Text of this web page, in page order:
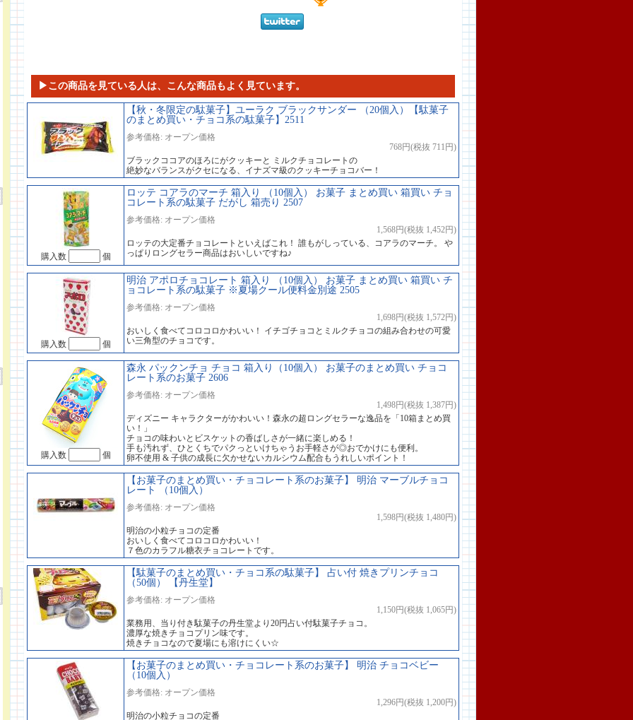
▶この商品を見ている人は、こんな商品もよく見ています。
【秋・冬限定の駄菓子】ユーラク ブラックサンダー （20個入）【駄菓子
のまとめ買い・チョコ系の駄菓子】2511
参考価格: オープン価格
768円(税抜 711円)
ブラックココアのほろにがクッキーと ミルクチョコレートの
絶妙なバランスがクセになる、イナズマ級のクッキーチョコバー！
購入数 個
ロッテ コアラのマーチ 箱入り （10個入） お菓子 まとめ買い 箱買い チョ
コレート系の駄菓子 だがし 箱売り 2507
参考価格: オープン価格
1,568円(税抜 1,452円)
ロッテの大定番チョコレートといえばこれ！ 誰もがしっている、コアラのマーチ。 や
っぱりロングセラー商品はおいしいですね♪
購入数 個
明治 アポロチョコレート 箱入り （10個入） お菓子 まとめ買い 箱買い チ
ョコレート系の駄菓子 ※夏場クール便料金別途 2505
参考価格: オープン価格
1,698円(税抜 1,572円)
おいしく食べてコロコロかわいい！ イチゴチョコとミルクチョコの組み合わせの可愛
い三角型のチョコです。
購入数 個
森永 パックンチョ チョコ 箱入り（10個入） お菓子のまとめ買い チョコ
レート系のお菓子 2606
参考価格: オープン価格
1,498円(税抜 1,387円)
ディズニー キャラクターがかわいい！森永の超ロングセラーな逸品を「10箱まとめ買
い！」
チョコの味わいとビスケットの香ばしさが一緒に楽しめる！
手も汚れず、ひとくちでパクっといけちゃうお手軽さが◎おでかけにも便利。
卵不使用 & 子供の成長に欠かせないカルシウム配合もうれしいポイント！
【お菓子のまとめ買い・チョコレート系のお菓子】 明治 マーブルチョコ
レート （10個入）
参考価格: オープン価格
1,598円(税抜 1,480円)
明治の小粒チョコの定番
おいしく食べてコロコロかわいい！
７色のカラフル糖衣チョコレートです。
【駄菓子のまとめ買い・チョコ系の駄菓子】 占い付 焼きプリンチョコ
（50個） 【丹生堂】
参考価格: オープン価格
1,150円(税抜 1,065円)
業務用、当り付き駄菓子の丹生堂より20円占い付駄菓子チョコ。
濃厚な焼きチョコプリン味です。
焼きチョコなので夏場にも溶けにくい☆
【お菓子のまとめ買い・チョコレート系のお菓子】 明治 チョコベビー
（10個入）
参考価格: オープン価格
1,296円(税抜 1,200円)
明治の小粒チョコの定番